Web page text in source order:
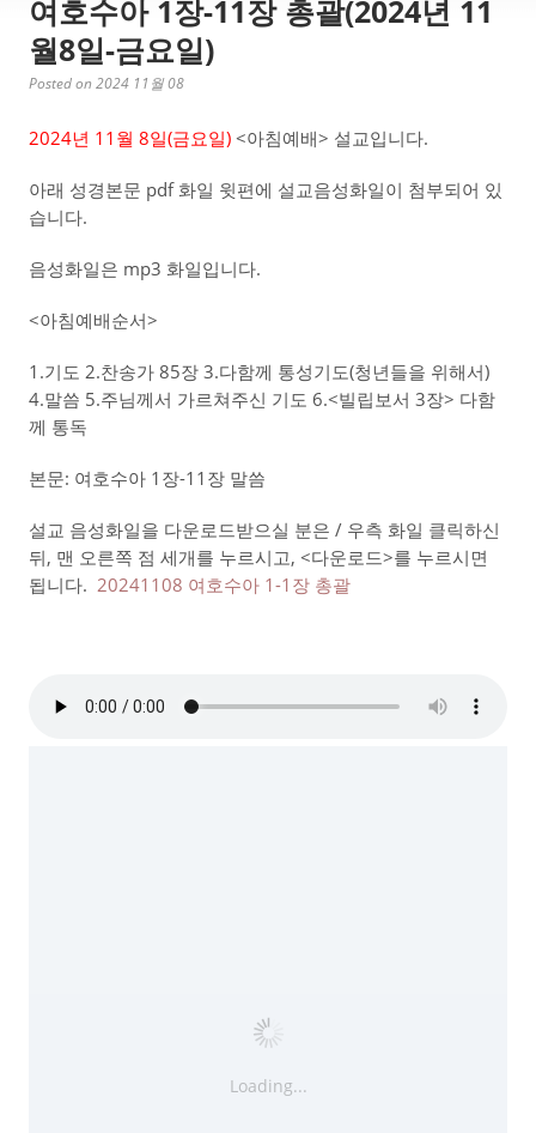
여호수아 1장-11장 총괄(2024년 11
월8일-금요일)
Posted on 2024 11월 08
2024년 11월 8일(금요일) <아침예배> 설교입니다.
아래 성경본문 pdf 화일 윗편에 설교음성화일이 첨부되어 있
습니다.
음성화일은 mp3 화일입니다.
<아침예배순서>
1.기도 2.찬송가 85장 3.다함께 통성기도(청년들을 위해서)
4.말씀 5.주님께서 가르쳐주신 기도 6.<빌립보서 3장> 다함
께 통독
본문: 여호수아 1장-11장 말씀
설교 음성화일을 다운로드받으실 분은 / 우측 화일 클릭하신
뒤, 맨 오른쪽 점 세개를 누르시고, <다운로드>를 누르시면
됩니다. 20241108 여호수아 1-1장 총괄
Loading...